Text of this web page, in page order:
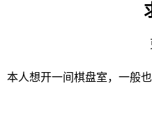
本人想开一间棋盘室，一般